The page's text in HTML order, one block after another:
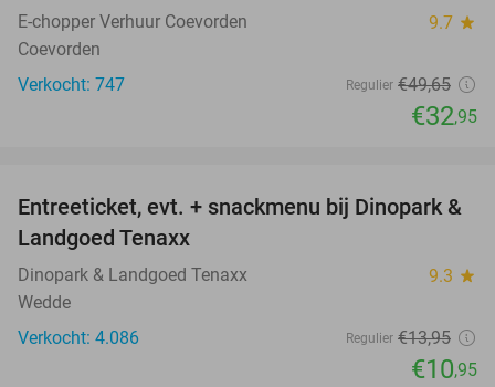
E-chopper Verhuur Coevorden 9.7 star
Coevorden
Verkocht: 747
Regulier €49,65
€32,95
22%
Entreeticket, evt. + snackmenu bij Dinopark &
Landgoed Tenaxx
Dinopark & Landgoed Tenaxx 9.3 star
Wedde
Verkocht: 4.086
Regulier €13,95
€10,95